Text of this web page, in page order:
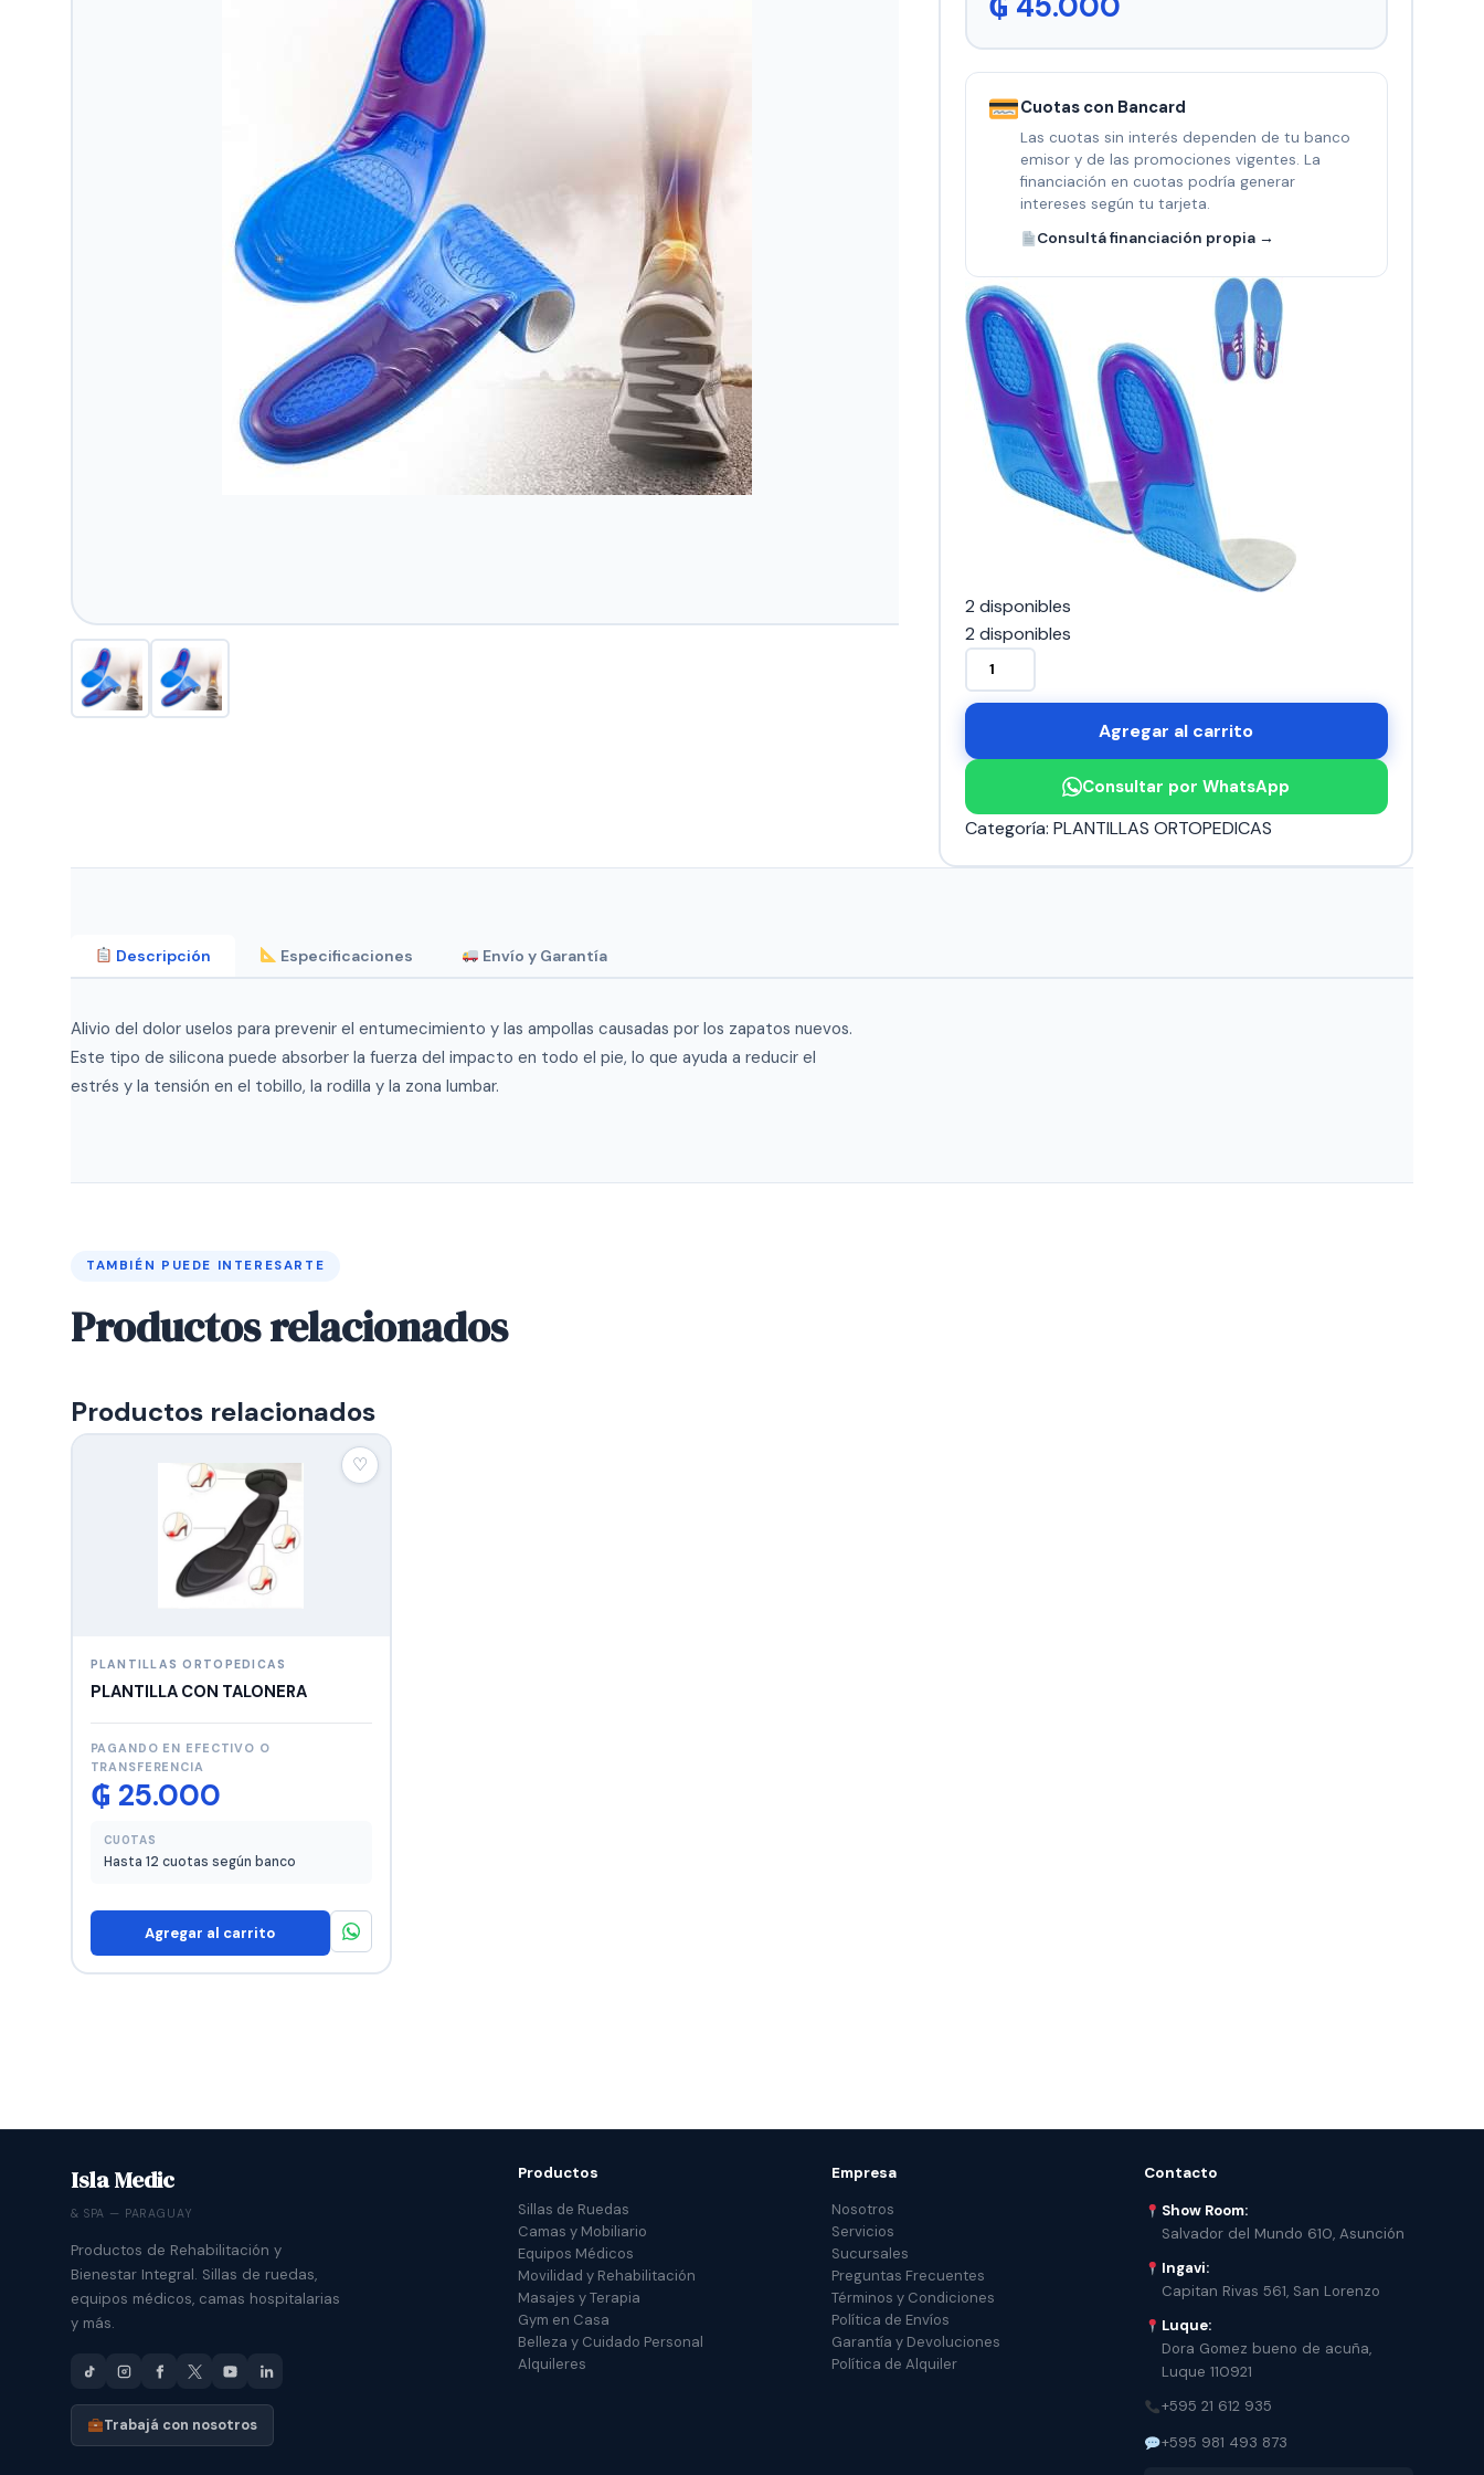
Cuotas con Bancard
Las cuotas sin interés dependen de tu banco
emisor y de las promociones vigentes. La
financiación en cuotas podría generar
intereses según tu tarjeta.
Consultá financiación propia →
2 disponibles
2 disponibles
PLANTILLA
DE
GEL
DEPORTIVA
cantidad
Agregar al carrito
Consultar por WhatsApp
Categoría: PLANTILLAS ORTOPEDICAS
Descripción Especificaciones Envío y Garantía
Alivio del dolor uselos para prevenir el entumecimiento y las ampollas causadas por los zapatos nuevos.
Este tipo de silicona puede absorber la fuerza del impacto en todo el pie, lo que ayuda a reducir el
estrés y la tensión en el tobillo, la rodilla y la zona lumbar.
TAMBIÉN PUEDE INTERESARTE
Productos relacionados
Productos relacionados
♡
PLANTILLAS ORTOPEDICAS
PLANTILLA CON TALONERA
PAGANDO EN EFECTIVO O
TRANSFERENCIA
₲ 25.000
CUOTAS
Hasta 12 cuotas según banco
Agregar al carrito
Isla Medic
& SPA — PARAGUAY
Productos de Rehabilitación y
Bienestar Integral. Sillas de ruedas,
equipos médicos, camas hospitalarias
y más.
Trabajá con nosotros
Productos
Sillas de Ruedas
Camas y Mobiliario
Equipos Médicos
Movilidad y Rehabilitación
Masajes y Terapia
Gym en Casa
Belleza y Cuidado Personal
Alquileres
Empresa
Nosotros
Servicios
Sucursales
Preguntas Frecuentes
Términos y Condiciones
Política de Envíos
Garantía y Devoluciones
Política de Alquiler
Contacto
Show Room:
Salvador del Mundo 610, Asunción
Ingavi:
Capitan Rivas 561, San Lorenzo
Luque:
Dora Gomez bueno de acuña,
Luque 110921
+595 21 612 935
+595 981 493 873